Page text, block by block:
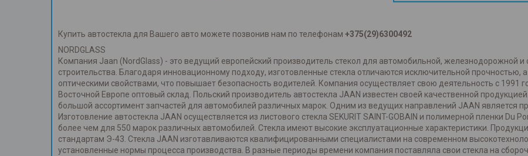
Купить автостекла для Вашего авто можете позвонив нам по телефонам +375(29)6300492
NORDGLASS
Компания Jaan (NordGlass) - это ведущий европейский производитель стекол для автомобильной, железнодорожной
строительства. Благодаря инновационному подходу, изготовленные стекла отличаются исключительной
оптическими свойствами, что повышает безопасность водителей. Компания осуществляет свою деятельность с 1991
Восточной Европе оптовый склад. Польский производитель автостекла JAAN известен своей качественной
большой ассортимент запчастей для автомобилей различных марок. Одним из ведущих направлений JAAN является
Изготовление автостекла JAAN осуществляется из листового стекла SEKURIT SAINT-GOBAIN и полимерной пленки Du
более чем для 550 марок различных автомобилей. Стекла имеют высокие эксплуатационные характеристики.
стандартам Э-43. Стекла JAAN изготавливаются квалифицированными специалистами на современном
установленные нормы процесса производства. В разные периоды времени компания поставляла свои стекла на